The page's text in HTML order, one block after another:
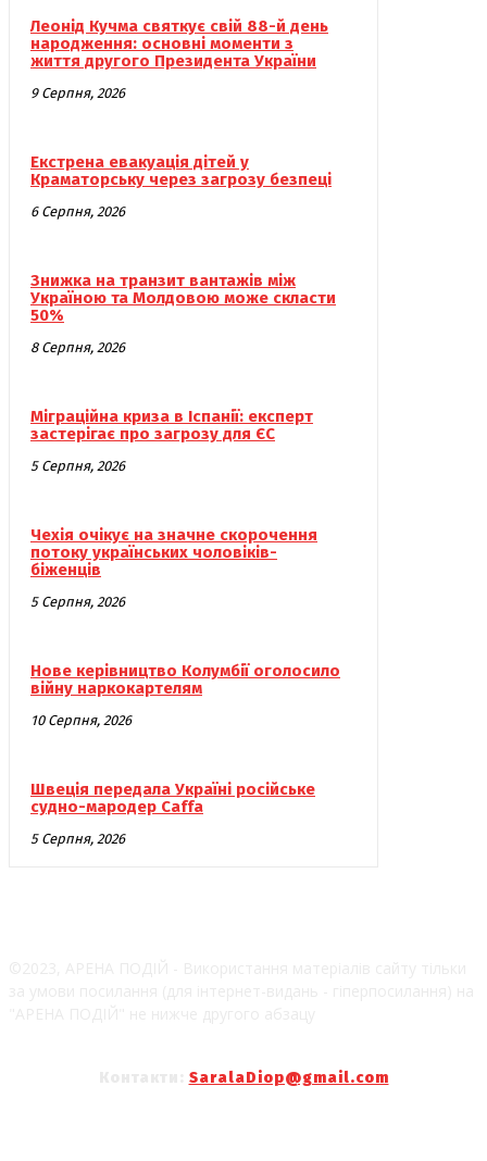
Леонід Кучма святкує свій 88-й день
народження: основні моменти з
життя другого Президента України
9 Серпня, 2026
Екстрена евакуація дітей у
Краматорську через загрозу безпеці
6 Серпня, 2026
Знижка на транзит вантажів між
Україною та Молдовою може скласти
50%
8 Серпня, 2026
Міграційна криза в Іспанії: експерт
застерігає про загрозу для ЄС
5 Серпня, 2026
Чехія очікує на значне скорочення
потоку українських чоловіків-
біженців
5 Серпня, 2026
Нове керівництво Колумбії оголосило
війну наркокартелям
10 Серпня, 2026
Швеція передала Україні російське
судно-мародер Caffa
5 Серпня, 2026
SaralaDiop@gmail.com